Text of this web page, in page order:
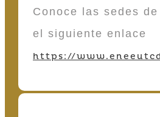
Conoce las sedes
el siguiente enlace
https://